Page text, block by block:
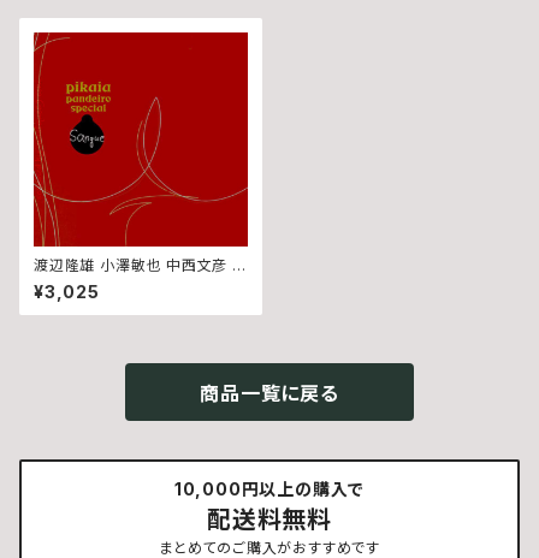
渡辺隆雄 小澤敏也 中西文彦 宮
川剛 (Pikaia Pandeiro Spec
ial) - サンギ Sangue (CD)
¥3,025
商品一覧に戻る
10,000円以上の購入で
配送料無料
まとめてのご購入がおすすめです